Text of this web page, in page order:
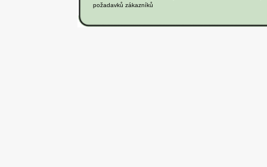
požadavků zákazníků